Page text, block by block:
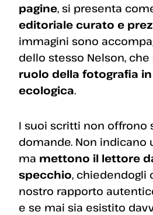
pagine, si presenta
editoriale curato e
immagini sono
dello stesso Nelson, che
ruolo della fotografia
ecologica.
I suoi scritti non offrono
domande. Non indicano
ma mettono il lettore
specchio, chiedendogli
nostro rapporto
e se mai sia esistito